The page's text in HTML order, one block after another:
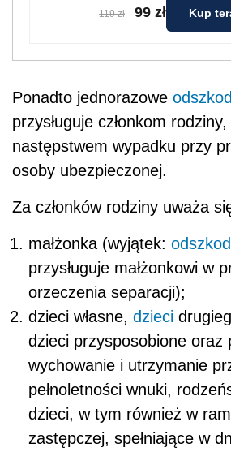
119 zł 99 zł Kup
Ponadto jednorazowe
przysługuje członkom
następstwem wypadku przy
osoby ubezpieczonej.
Za członków rodziny uważa
małżonka (wyjątek:
przysługuje małżonkowi w
orzeczenia separacji);
dzieci własne, dzieci
dzieci przysposobione oraz
wychowanie i utrzymanie
pełnoletności wnuki,
dzieci, w tym również w
zastępczej, spełniające w